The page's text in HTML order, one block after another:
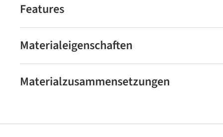
Features
Materialeigenschaften
Materialzusammensetzungen